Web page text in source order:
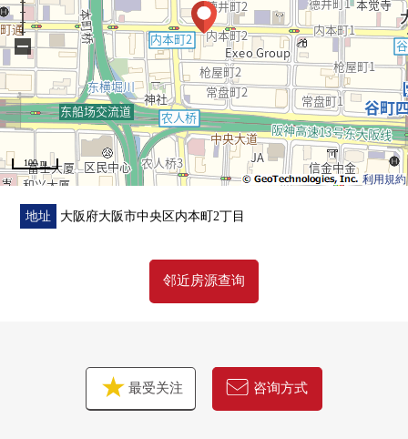
○ 更换壁纸(所有房间)
○ 地板张替换(LDK、西式房间)
○ 得到靠垫层换新(洗手间、厕所)
○ 室内清洁
利用規約
100 m
−
地址 大阪府大阪市中央区内本町2丁目
邻近房源查询
最受关注 咨询方式